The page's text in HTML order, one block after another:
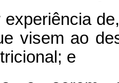
experiência
visem ao
e